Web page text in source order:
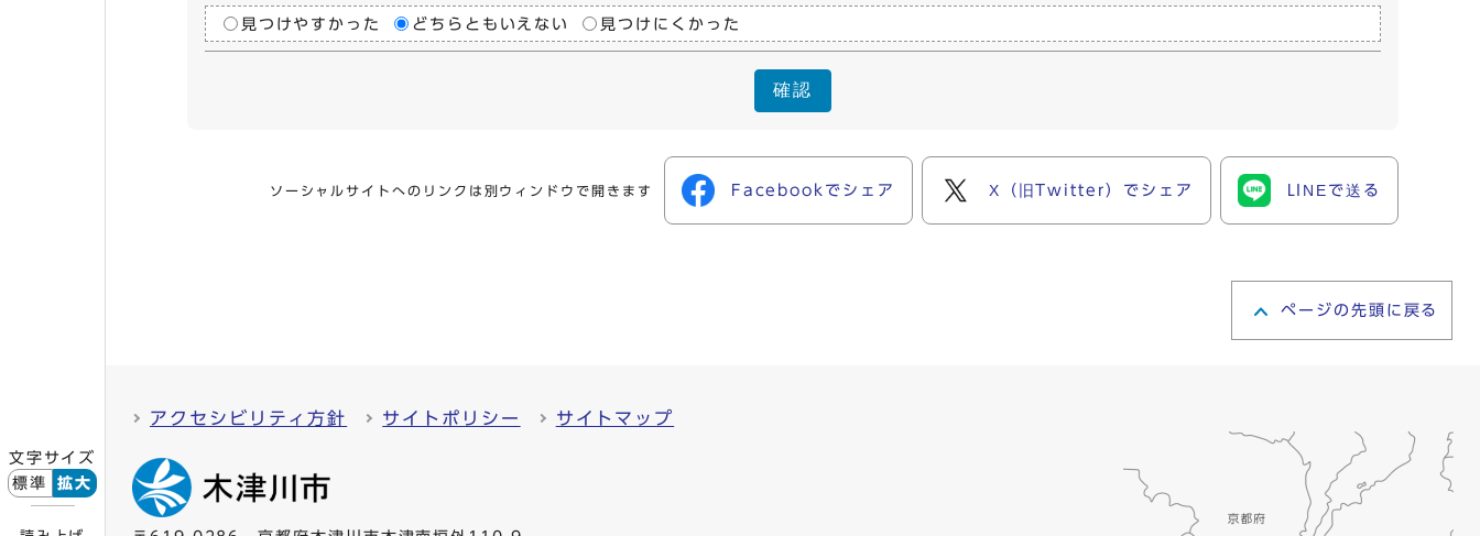
文字サイズ
標準
拡大
見つけやすかった どちらともいえない 見つけにくかった
確認
ソーシャルサイトへのリンクは別ウィンドウで開きます Facebookでシェア X（旧Twitter）でシェア LINEで送る
ページの先頭に戻る
アクセシビリティ方針 サイトポリシー サイトマップ